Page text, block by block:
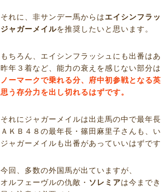
それに、非サンデー馬からはエイシンフラ
ジャガーメイルを推奨したいと思います。
もちろん、エイシンフラッシュにも出番は
昨年３着など、能力の衰えを感じない部分は
ノーマークで乗れる分、府中初参戦となる
思う存分力を出し切れるはずです。
それにジャガーメイルは出走馬の中で最年長
ＡＫＢ４８の最年長・篠田麻里子さんも、
ジャガーメイルも出番があっていいはずです
今回、多数の外国馬が出ていますが、
オルフェーヴルの仇敵・ ソレミアは今まで